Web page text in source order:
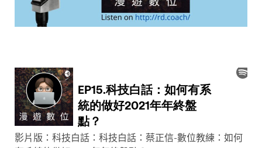
影片版：科技白話：科技白話：蔡正信-數位教練：如何